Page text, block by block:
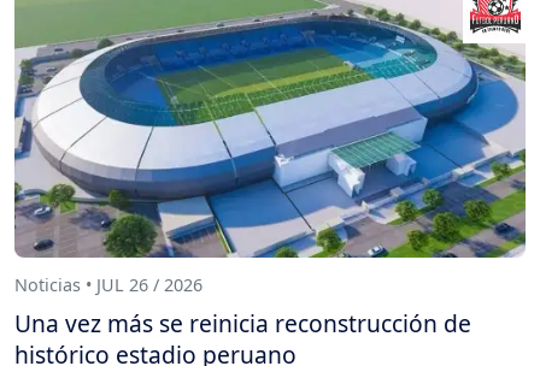
Noticias • JUL 26 / 2026
Una vez más se reinicia reconstrucción de
histórico estadio peruano